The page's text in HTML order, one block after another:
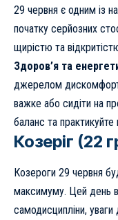
29 червня є одним із
початку серйозних
щирістю та
Здоров’я та
джерелом
важке або сидіти на
баланс та
Козеріг (22
Козероги 29 червня
максимуму. Цей день
самодисципліни,